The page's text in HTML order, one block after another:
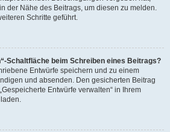
der Nähe des Beitrags, um diesen zu melden.
Schritte geführt.
Schaltfläche beim Schreiben eines Beitrags?
Entwürfe speichern und zu einem
und absenden. Den gesicherten Beitrag
Entwürfe verwalten“ in Ihrem